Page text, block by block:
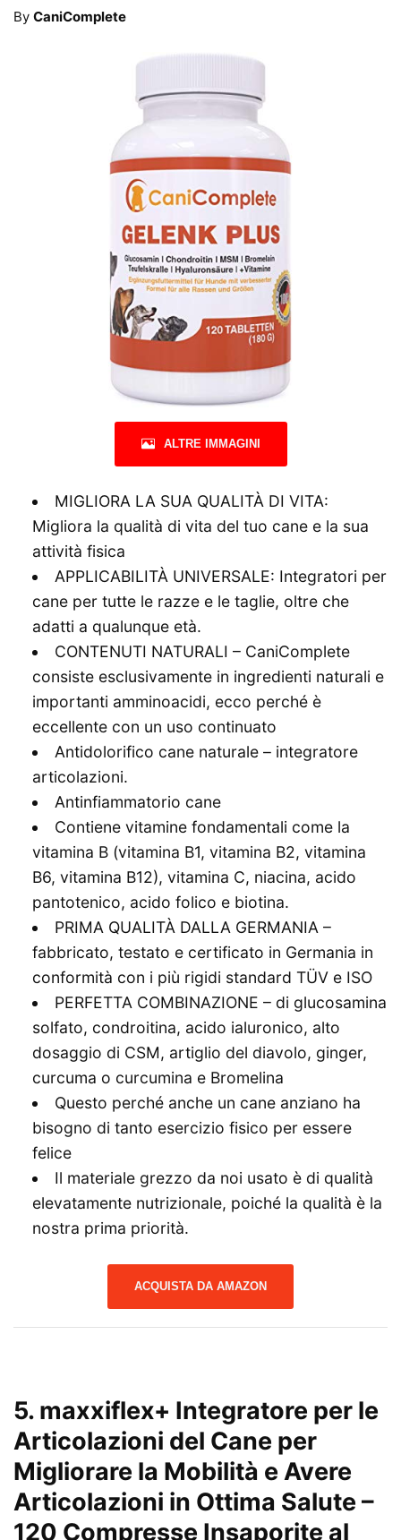
By CaniComplete
ALTRE IMMAGINI
MIGLIORA LA SUA QUALITÀ DI VITA:
Migliora la qualità di vita del tuo cane e la sua
attività fisica
APPLICABILITÀ UNIVERSALE: Integratori per
cane per tutte le razze e le taglie, oltre che
adatti a qualunque età.
CONTENUTI NATURALI – CaniComplete
consiste esclusivamente in ingredienti naturali e
importanti amminoacidi, ecco perché è
eccellente con un uso continuato
Antidolorifico cane naturale – integratore
articolazioni.
Antinfiammatorio cane
Contiene vitamine fondamentali come la
vitamina B (vitamina B1, vitamina B2, vitamina
B6, vitamina B12), vitamina C, niacina, acido
pantotenico, acido folico e biotina.
PRIMA QUALITÀ DALLA GERMANIA –
fabbricato, testato e certificato in Germania in
conformità con i più rigidi standard TÜV e ISO
PERFETTA COMBINAZIONE – di glucosamina
solfato, condroitina, acido ialuronico, alto
dosaggio di CSM, artiglio del diavolo, ginger,
curcuma o curcumina e Bromelina
Questo perché anche un cane anziano ha
bisogno di tanto esercizio fisico per essere
felice
Il materiale grezzo da noi usato è di qualità
elevatamente nutrizionale, poiché la qualità è la
nostra prima priorità.
ACQUISTA DA AMAZON
5. maxxiflex+ Integratore per le
Articolazioni del Cane per
Migliorare la Mobilità e Avere
Articolazioni in Ottima Salute –
120 Compresse Insaporite al